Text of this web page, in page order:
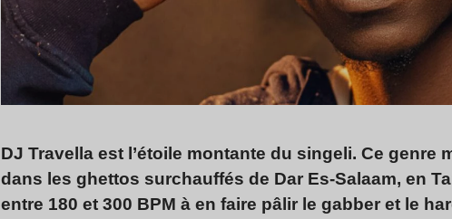
DJ Travella est l’étoile montante du singeli. Ce genre
dans les ghettos surchauffés de Dar Es-Salaam, en
entre 180 et 300 BPM à en faire pâlir le gabber et le